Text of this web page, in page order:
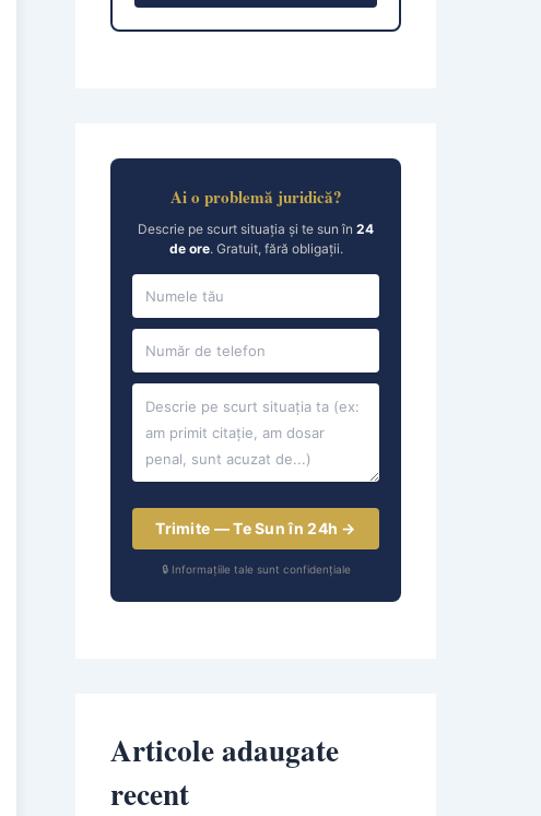
Ai o problemă juridică?
Descrie pe scurt situația și te sun în 24
de ore. Gratuit, fără obligații.
Trimite — Te Sun în 24h →
🔒 Informațiile tale sunt confidențiale
Articole adaugate
recent